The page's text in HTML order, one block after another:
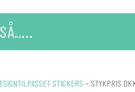
STICKERS – STYKPRIS